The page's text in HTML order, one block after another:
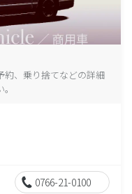
約、乗り捨てなどの詳細
0766-21-0100